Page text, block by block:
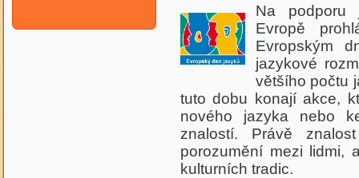
Na podporu
Evropě
Evropským
jazykové
většího počtu
tuto dobu konají akce,
nového jazyka nebo
znalostí. Právě
porozumění mezi lidmi,
kulturních tradic.